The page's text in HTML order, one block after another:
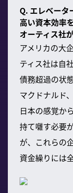
Q. エレベータ
高い資本効率
オーティス社
アメリカの大
ティス社は自
債務超過の状
マクドナルド
日本の感覚か
持て囃す必要
が、これらの
資金繰りには